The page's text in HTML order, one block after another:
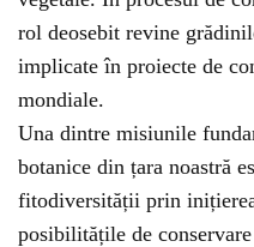
rol deosebit revine
implicate în proiecte de
mondiale.
Una dintre misiunile
botanice din țara noastră
fitodiversității prin
posibilitățile de